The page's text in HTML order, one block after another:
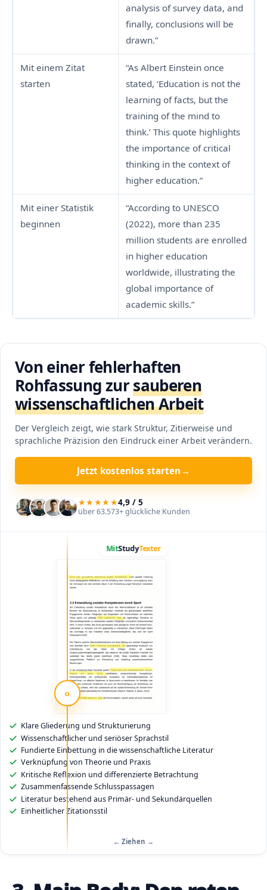
analysis of survey data, and
finally, conclusions will be
drawn.”
Mit einem Zitat
starten
“As Albert Einstein once
stated, ‘Education is not the
learning of facts, but the
training of the mind to
think.’ This quote highlights
the importance of critical
thinking in the context of
higher education.”
Mit einer Statistik
beginnen
“According to UNESCO
(2022), more than 235
million students are enrolled
in higher education
worldwide, illustrating the
global importance of
academic skills.”
Von einer fehlerhaften
Rohfassung zursauberen
wissenschaftlichen Arbeit
Der Vergleich zeigt, wie stark Struktur, Zitierweise und
sprachliche Präzision den Eindruck einer Arbeit verändern.
Jetzt kostenlos starten →
★★★★★4,9 / 5
über 63.573+ glückliche Kunden
Klare Gliederung und Strukturierung
Wissenschaftlicher und seriöser Sprachstil
Fundierte Einbettung in die wissenschaftliche Literatur
Verknüpfung von Theorie und Praxis
Kritische Reflexion und differenzierte Betrachtung
Zusammenfassende Schlusspassagen
Literatur bestehend aus Primär- und Sekundärquellen
Einheitlicher Zitationsstil
G
r
m
m
a
t
i
k
a
e
‹›
Texter
MitStudyTexter
← Ziehen →
Ziehe den Griff nach links, um mehr von der sauberen